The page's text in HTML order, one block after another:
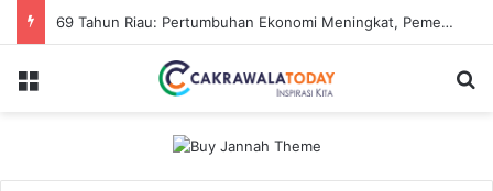
69 Tahun Riau: Pertumbuhan Ekonomi Meningkat, Pemerataan jadi Tantangan